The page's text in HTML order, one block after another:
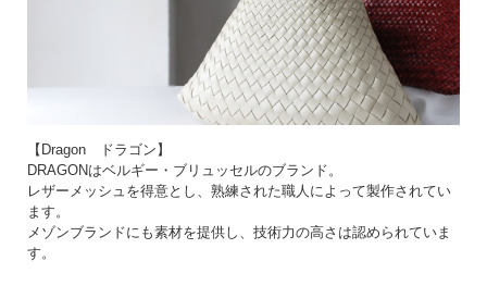
の日や気温・湿度が高く汗をかきやすい日には、色落ち・色移りのリスクが高まり
湿度の高い日には、なるべく革が濡れないように注意しながらお使いいただく、ま
たは薄い色（白など）の洋服は避け、濃い色の洋服を合わせていただくと、万一色
が移った場合でも目立ちません。
ングすると、多少の色落ちを抑える効果があります。
【Dragon ドラゴン】
DRAGONはベルギー・ブリュッセルのブランド。
レザーメッシュを得意とし、熟練された職人によって製作されてい
ます。
メゾンブランドにも素材を提供し、技術力の高さは認められていま
す。